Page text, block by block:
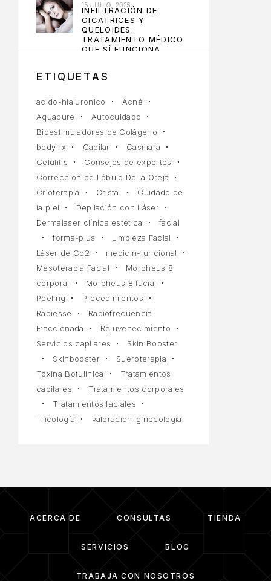
15 JULIO, 2025
INFILTRACIÓN DE
CICATRICES Y
QUELOIDES:
TRATAMIENTO MÉDICO
QUE SÍ FUNCIONA
ETIQUETAS
acido-hialuronico
Acné
Aquapure
Autocuidado
Bioestimuladores de Colágeno
body-fx
Capilar
Casmara
Celulitis
Consejos de expertos
Corrección de Lóbulo De la Oreja
Crioterapia
Cristal
Cuidado de
la piel
Depilación con Láser
Dermalaser clínica estética
facial
forma-plus
Limpieza Facial
Láser de Co2
medicin-funcional
Mesoterapia Facial
Morpheus 8
corporal
Morpheus 8 facial
Peeling
Procedimientos
Radiesse
Radiofrecuencia
Fraccionada
Rejuvenecimiento
Servicios capilares
Skin Booster
Skinbooster
Sueroterapia
Toxina Botulínica
Tratamientos
capilares
Tratamientos corporales
Tratamientos faciales
Tricología
valoracion-ginecologia
ACERCA DE CONSULTAS TIENDA
SERVICIOS BLOG
TRABAJA CON NOSOTROS